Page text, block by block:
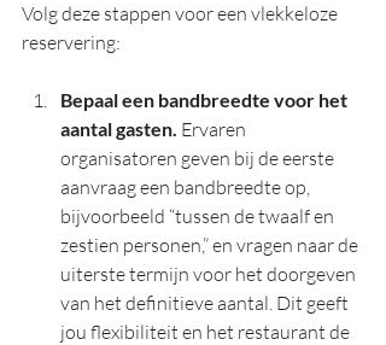
Volg deze stappen voor een vlekkeloze
reservering:
Bepaal een bandbreedte voor het
aantal gasten. Ervaren
organisatoren geven bij de eerste
aanvraag een bandbreedte op,
bijvoorbeeld “tussen de twaalf en
zestien personen,” en vragen naar de
uiterste termijn voor het doorgeven
van het definitieve aantal. Dit geeft
jou flexibiliteit en het restaurant de